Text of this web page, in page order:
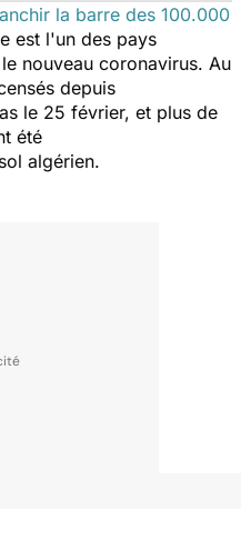
la barre des 100.000
est l'un des pays
nouveau coronavirus. Au
depuis
le 25 février, et plus de
été
algérien.